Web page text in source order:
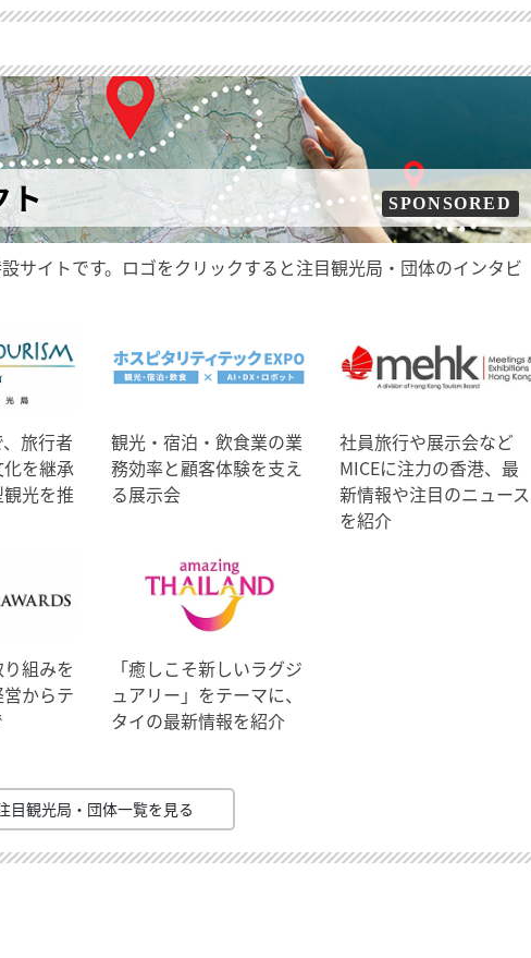
ト SPONSORED
サイトです。ロゴをクリックすると注目観光局・団体のインタビ
旅行者
を継承
光を推
観光・宿泊・飲食業の業
務効率と顧客体験を支え
る展示会
社員旅行や展示会など
MICEに注力の香港、最
新情報や注目のニュース
を紹介
組みを
からテ
「癒しこそ新しいラグジ
ュアリー」をテーマに、
タイの最新情報を紹介
目観光局・団体一覧を見る